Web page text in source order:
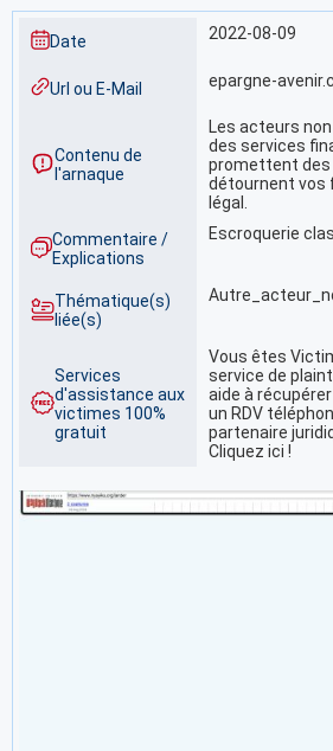
Date 2022-08-09
Url ou E-Mail epargne-
Contenu de
l'arnaque
Les acteurs
des services
promettent des
détournent vos
légal.
Commentaire /
Explications
Escroquerie
Thématique(s)
liée(s)
Services
d'assistance aux
victimes 100%
gratuit
Vous êtes
service de
aide à
un RDV
partenaire
Cliquez ici !